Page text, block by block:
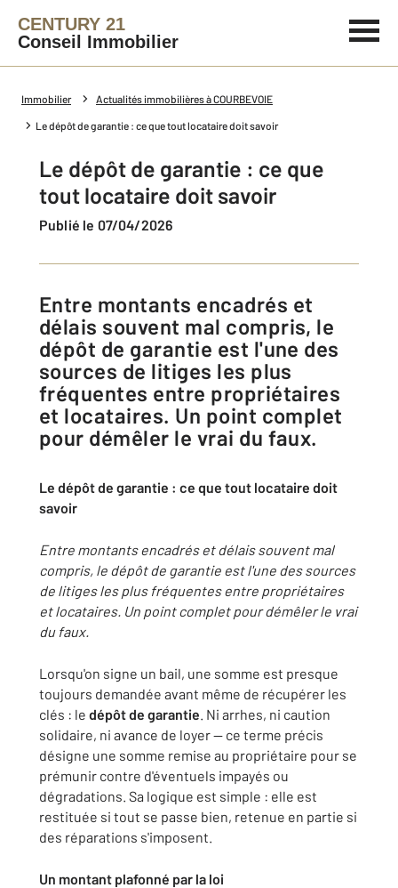
CENTURY 21
Conseil Immobilier
Immobilier Actualités immobilières à COURBEVOIE
Le dépôt de garantie : ce que tout locataire doit savoir
Le dépôt de garantie : ce que
tout locataire doit savoir
Publié le 07/04/2026
Entre montants encadrés et
délais souvent mal compris, le
dépôt de garantie est l'une des
sources de litiges les plus
fréquentes entre propriétaires
et locataires. Un point complet
pour démêler le vrai du faux.
Le dépôt de garantie : ce que tout locataire doit
savoir
Entre montants encadrés et délais souvent mal
compris, le dépôt de garantie est l'une des sources
de litiges les plus fréquentes entre propriétaires
et locataires. Un point complet pour démêler le vrai
du faux.
Lorsqu'on signe un bail, une somme est presque
toujours demandée avant même de récupérer les
clés : le dépôt de garantie. Ni arrhes, ni caution
solidaire, ni avance de loyer — ce terme précis
désigne une somme remise au propriétaire pour se
prémunir contre d'éventuels impayés ou
dégradations. Sa logique est simple : elle est
restituée si tout se passe bien, retenue en partie si
des réparations s'imposent.
Un montant plafonné par la loi